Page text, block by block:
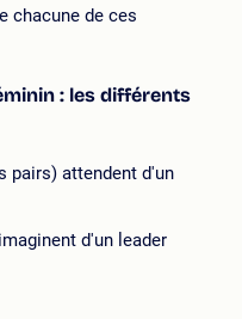
chacune de ces
: les différents
pairs) attendent d'un
d'un leader